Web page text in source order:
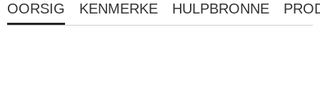
OORSIG KENMERKE HULPBRONNE